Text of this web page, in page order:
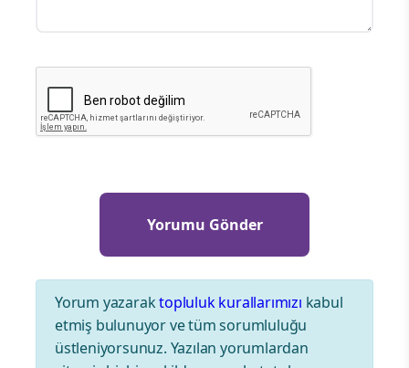
Yorum yazaraktopluluk kurallarımızı kabul
etmiş bulunuyor ve tüm sorumluluğu
üstleniyorsunuz. Yazılan yorumlardan